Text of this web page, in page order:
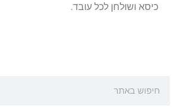
כיסא ושולחן לכל עובד.